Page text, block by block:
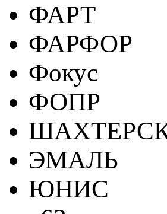
ФАРТ
ФАРФОР
Фокус
ФОПР
ЭМАЛЬ
ЮНИС